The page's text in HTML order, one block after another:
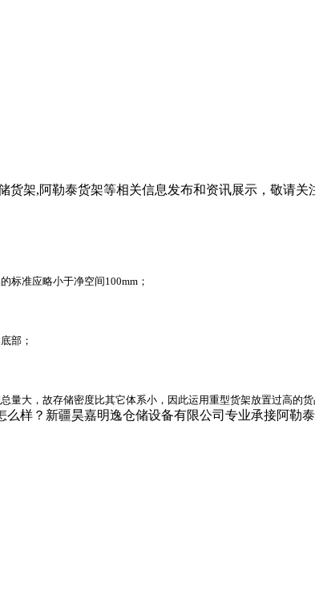
货架,阿勒泰货架等相关信息发布和资讯展示，敬请关
标准应略小于净空间100mm；
部；
量大，故存储密度比其它体系小，因此运用重型货架放置过高的
样？新疆昊嘉明逸仓储设备有限公司专业承接阿勒